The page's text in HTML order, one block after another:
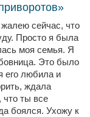
сейчас, что
Просто я была
моя семья. Я
Это было
его любила и
ждала
что ты все
боялся. Ухожу к